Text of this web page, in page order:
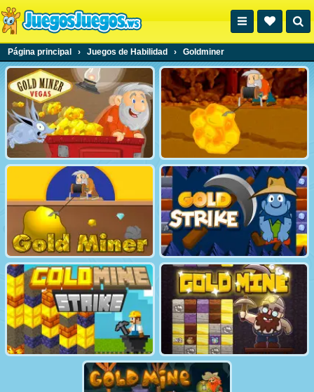
Página principal › Juegos de Habilidad › Goldminer